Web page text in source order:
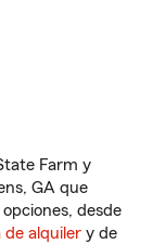
Farm y
GA que
desde
de alquiler y de